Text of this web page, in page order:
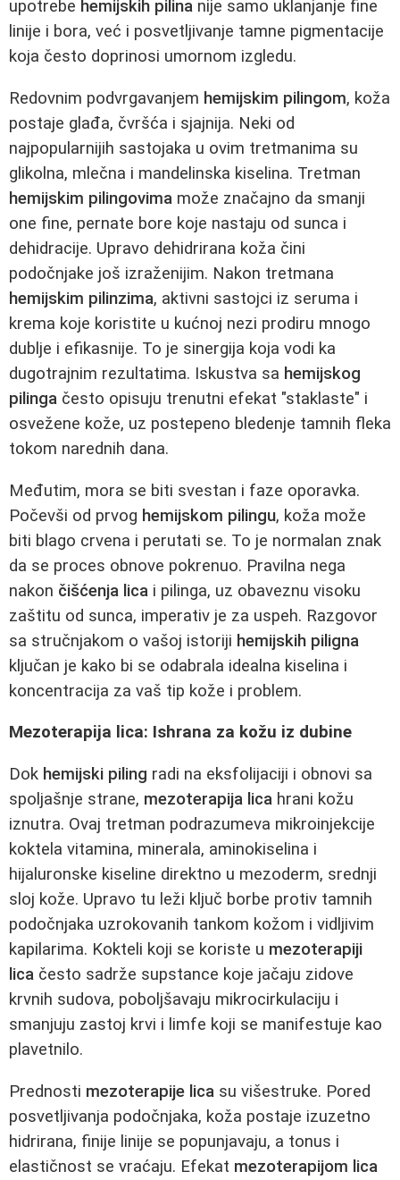
upotrebe hemijskih pilina nije samo uklanjanje fine
linije i bora, već i posvetljivanje tamne pigmentacije
koja često doprinosi umornom izgledu.
Redovnim podvrgavanjem hemijskim pilingom, koža
postaje glađa, čvršća i sjajnija. Neki od
najpopularnijih sastojaka u ovim tretmanima su
glikolna, mlečna i mandelinska kiselina. Tretman
hemijskim pilingovima može značajno da smanji
one fine, pernate bore koje nastaju od sunca i
dehidracije. Upravo dehidrirana koža čini
podočnjake još izraženijim. Nakon tretmana
hemijskim pilinzima, aktivni sastojci iz seruma i
krema koje koristite u kućnoj nezi prodiru mnogo
dublje i efikasnije. To je sinergija koja vodi ka
dugotrajnim rezultatima. Iskustva sa hemijskog
pilinga često opisuju trenutni efekat "staklaste" i
osvežene kože, uz postepeno bledenje tamnih fleka
tokom narednih dana.
Međutim, mora se biti svestan i faze oporavka.
Počevši od prvog hemijskom pilingu, koža može
biti blago crvena i perutati se. To je normalan znak
da se proces obnove pokrenuo. Pravilna nega
nakon čišćenja lica i pilinga, uz obaveznu visoku
zaštitu od sunca, imperativ je za uspeh. Razgovor
sa stručnjakom o vašoj istoriji hemijskih piligna
ključan je kako bi se odabrala idealna kiselina i
koncentracija za vaš tip kože i problem.
Mezoterapija lica: Ishrana za kožu iz dubine
Dok hemijski piling radi na eksfolijaciji i obnovi sa
spoljašnje strane, mezoterapija lica hrani kožu
iznutra. Ovaj tretman podrazumeva mikroinjekcije
koktela vitamina, minerala, aminokiselina i
hijaluronske kiseline direktno u mezoderm, srednji
sloj kože. Upravo tu leži ključ borbe protiv tamnih
podočnjaka uzrokovanih tankom kožom i vidljivim
kapilarima. Kokteli koji se koriste u mezoterapiji
lica često sadrže supstance koje jačaju zidove
krvnih sudova, poboljšavaju mikrocirkulaciju i
smanjuju zastoj krvi i limfe koji se manifestuje kao
plavetnilo.
Prednosti mezoterapije lica su višestruke. Pored
posvetljivanja podočnjaka, koža postaje izuzetno
hidrirana, finije linije se popunjavaju, a tonus i
elastičnost se vraćaju. Efekat mezoterapijom lica